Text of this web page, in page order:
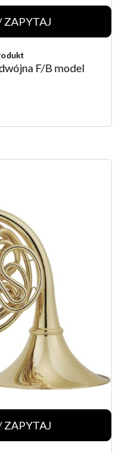
ZAPYTAJ
F/B model
ZAPYTAJ